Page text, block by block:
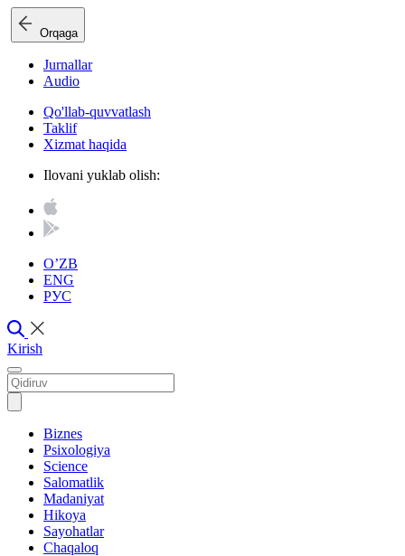
Orqaga
Jurnallar
Audio
Qo'llab-quvvatlash
Taklif
Xizmat haqida
Ilovani yuklab olish:
O’ZB
ENG
РУС
Kirish
Biznes
Psixologiya
Science
Salomatlik
Madaniyat
Hikoya
Sayohatlar
Chaqaloq